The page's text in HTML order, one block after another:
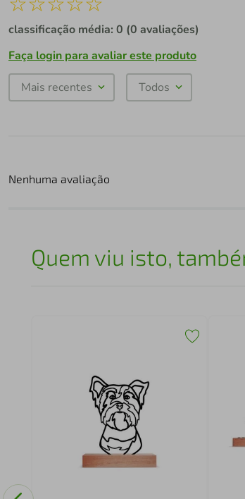
classificação média: 0 (0 avaliações)
Faça login para avaliar este produto
Mais recentes Todos
Nenhuma avaliação
Quem viu isto,